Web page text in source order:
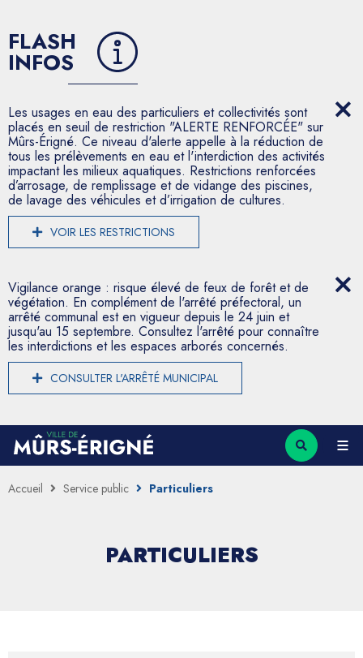
FLASH
INFOS
Les usages en eau des particuliers et collectivités sont
placés en seuil de restriction "ALERTE RENFORCÉE" sur
Mûrs-Érigné. Ce niveau d'alerte appelle à la réduction de
tous les prélèvements en eau et l'interdiction des activités
impactant les milieux aquatiques. Restrictions renforcées
d’arrosage, de remplissage et de vidange des piscines,
de lavage des véhicules et d’irrigation de cultures.
VOIR LES RESTRICTIONS
Vigilance orange : risque élevé de feux de forêt et de
végétation. En complément de l'arrêté préfectoral, un
arrêté communal est en vigueur depuis le 24 juin et
jusqu'au 15 septembre. Consultez l'arrêté pour connaître
les interdictions et les espaces arborés concernés.
CONSULTER L'ARRÊTÉ MUNICIPAL
Accueil Service public Particuliers
PARTICULIERS